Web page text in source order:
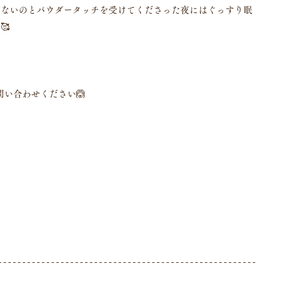
いのとパウダータッチを受けてくださった夜にはぐっすり眠
い合わせください🙆